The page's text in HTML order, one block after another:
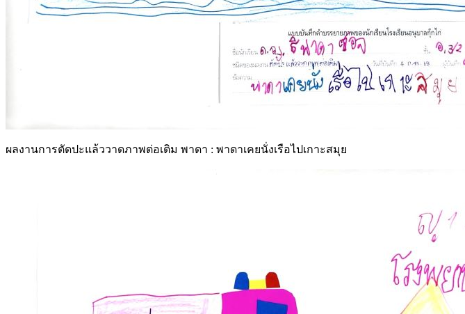
ผลงานการตัดปะแล้ววาดภาพต่อเติม พาดา : พาดาเคยนั่งเรือไปเกาะสมุย